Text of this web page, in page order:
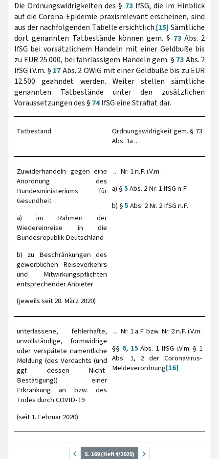
Die Ordnungswidrigkeiten des § 73IfSG, die im Hinblick
auf die Corona-Epidemie praxisrelevant erscheinen, sind
aus der nachfolgenden Tabelle ersichtlich.[15] Sämtliche
dort genannten Tatbestände können gem. § 73Abs. 2
IfSG bei vorsätzlichem Handeln mit einer Geldbuße bis
zu EUR 25.000, bei fahrlässigem Handeln gem. § 73Abs. 2
IfSG i.V.m. § 17Abs. 2 OWiG mit einer Geldbuße bis zu EUR
12.500 geahndet werden. Weiter stellen sämtliche
genannten Tatbestände unter den zusätzlichen
Voraussetzungen des § 74IfSG eine Straftat dar.
Tatbestand
Ordnungswidrigkeit gem. § 73
Abs. 1a…
Zuwiderhandeln gegen eine
Anordnung des
Bundesministeriums für
Gesundheit
a) im Rahmen der
Wiedereinreise in die
Bundesrepublik Deutschland
b) zu Beschränkungen des
gewerblichen Reiseverkehrs
und Mitwirkungspflichten
entsprechender Anbieter
(jeweils seit 28. März 2020)
… Nr. 1 n.F. i.V.m.
a) §5Abs. 2 Nr. 1 IfSG n.F.
b) §5Abs. 2 Nr. 2 IfSG n.F.
unterlassene, fehlerhafte,
unvollständige, formwidrige
oder verspätete namentliche
Meldung (des Verdachts (und
ggf. dessen Nicht-
Bestätigung)) einer
Erkrankung an bzw. des
Todes durch COVID-19
(seit 1. Februar 2020)
… Nr. 1 a.F. bzw. Nr. 2 n.F. i.V.m.
§§ 6, 15 Abs. 1 IfSG i.V.m. § 1
Abs. 1, 2 der Coronavirus-
Meldeverordnung[16]
S. 169 (Heft 4/2020)